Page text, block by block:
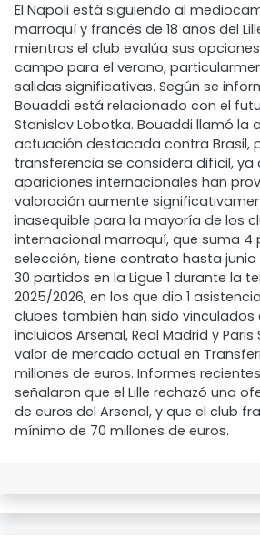
El Napoli está siguiendo al
marroquí y francés de 18 años del
mientras el club evalúa sus
campo para el verano,
salidas significativas. Según se
Bouaddi está relacionado con el
Stanislav Lobotka. Bouaddi llamó la
actuación destacada contra Brasil,
transferencia se considera difícil, ya
apariciones internacionales han
valoración aumente
inasequible para la mayoría de los
internacional marroquí, que suma 4
selección, tiene contrato hasta junio
30 partidos en la Ligue 1 durante la
2025/2026, en los que dio 1
clubes también han sido vinculados
incluidos Arsenal, Real Madrid y
valor de mercado actual en
millones de euros. Informes
señalaron que el Lille rechazó una
de euros del Arsenal, y que el club
mínimo de 70 millones de euros.